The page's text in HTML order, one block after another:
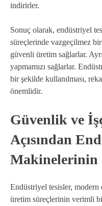
indirirler.
Sonuç olarak, endüstriyel
süreçlerinde vazgeçilmez
güvenli üretim sağlarlar.
yapmamızı sağlarlar.
bir şekilde kullanılması,
önemlidir.
Güvenlik ve
Açısından
Makinelerinin
Endüstriyel tesisler, modern
üretim süreçlerinin verimli